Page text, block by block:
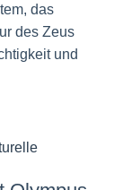
das
des Zeus
und